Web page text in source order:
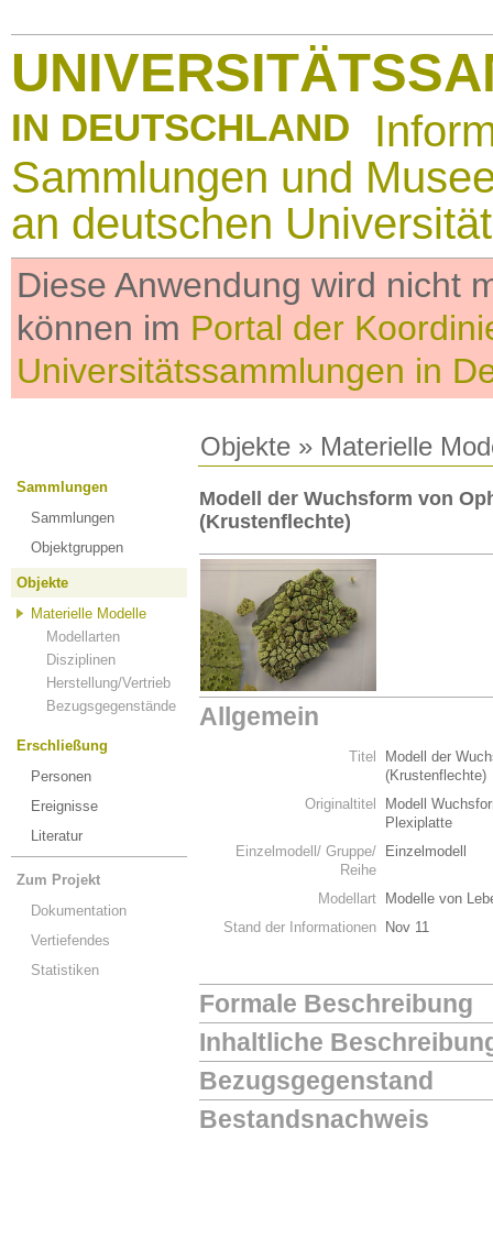
IN DEUTSCHLAND
Sammlungen und
an deutschen
Diese Anwendung wird nicht
können im Portal der
Universitätssammlungen in
Objekte » Materielle
Sammlungen
Sammlungen
Objektgruppen
Objekte
Materielle Modelle
Modellarten
Disziplinen
Herstellung/Vertrieb
Bezugsgegenstände
Erschließung
Personen
Ereignisse
Literatur
Zum Projekt
Dokumentation
Vertiefendes
Statistiken
Modell der Wuchsform von
(Krustenflechte)
Allgemein
Titel
Modell der
(Krustenflechte)
Originaltitel
Modell
Plexiplatte
Einzelmodell/ Gruppe/
Reihe
Einzelmodell
Modellart
Modelle von
Stand der Informationen
Nov 11
Formale Beschreibung
Inhaltliche
Bezugsgegenstand
Bestandsnachweis